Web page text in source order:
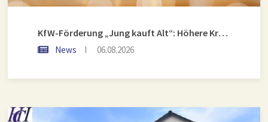
KfW-Förderung „Jung kauft Alt“: Höhere Kredite ab August 2026
News 06.08.2026